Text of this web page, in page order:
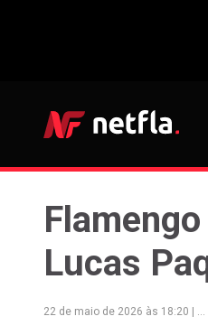
Lucas
22 de maio de 2026 às 18:20 ...